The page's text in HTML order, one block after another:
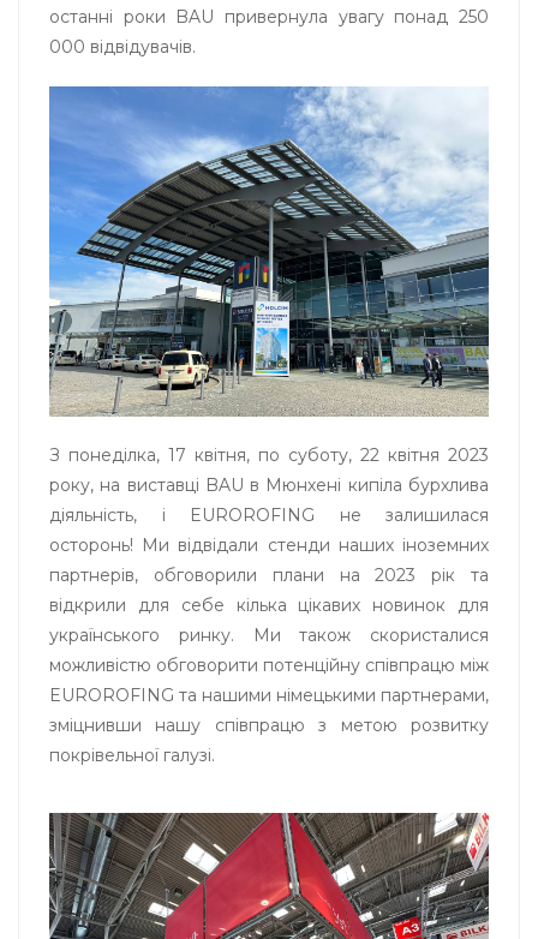
останні роки BAU привернула увагу понад 250
000 відвідувачів.
З понеділка, 17 квітня, по суботу, 22 квітня 2023
року, на виставці BAU в Мюнхені кипіла бурхлива
діяльність, і EUROROFING не залишилася
осторонь! Ми відвідали стенди наших іноземних
партнерів, обговорили плани на 2023 рік та
відкрили для себе кілька цікавих новинок для
українського ринку. Ми також скористалися
можливістю обговорити потенційну співпрацю між
EUROROFING та нашими німецькими партнерами,
зміцнивши нашу співпрацю з метою розвитку
покрівельної галузі.